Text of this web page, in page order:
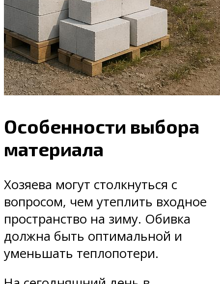
Особенности выбора
материала
Хозяева могут столкнуться с
вопросом, чем утеплить входное
пространство на зиму. Обивка
должна быть оптимальной и
уменьшать теплопотери.